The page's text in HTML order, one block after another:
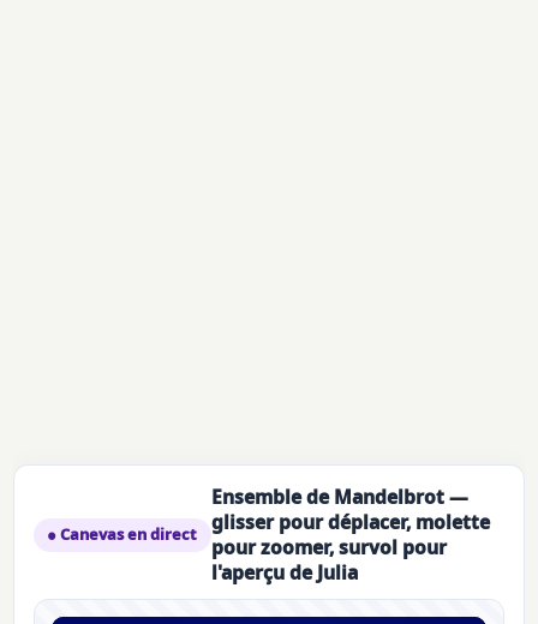
● Canevas en direct
Ensemble de Mandelbrot —
glisser pour déplacer, molette
pour zoomer, survol pour
l'aperçu de Julia